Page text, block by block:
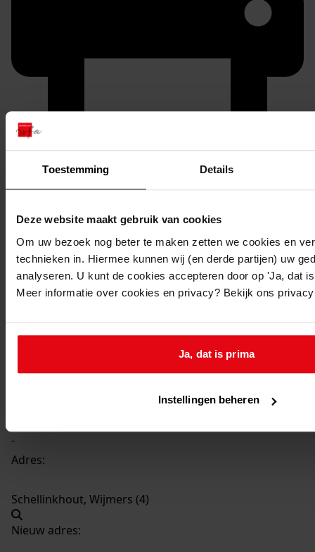
Toestemming Details
Deze website maakt gebruik van cookies
Om uw bezoek nog beter te maken zetten we cookies en
technieken in. Hiermee kunnen wij (en derde partijen) uw
analyseren. U kunt de cookies accepteren door op 'Ja, dat
Meer informatie over cookies en privacy? Bekijk ons
Ja, dat is prima
Instellingen beheren
duurzaam webadres
Inventaris
Uit toegang 1156
358Bouw woning, -
Datering
-
Adres:
Schellinkhout, Wijmers (4)
Nieuw adres: